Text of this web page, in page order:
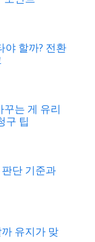
야 할까? 전환
꾸는 게 유리
구 팁
단 기준과
유지가 맞